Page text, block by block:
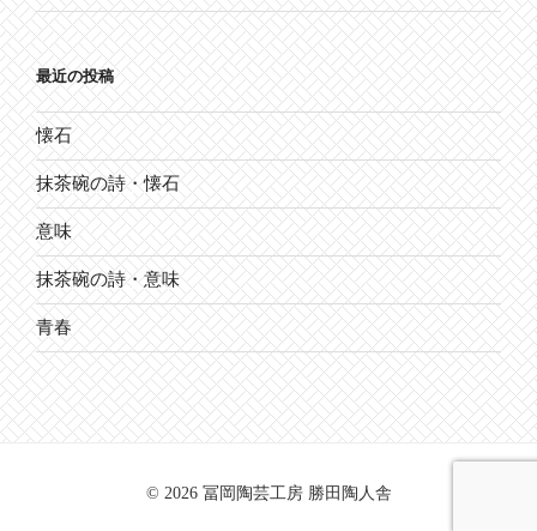
最近の投稿
懐石
抹茶碗の詩・懐石
意味
抹茶碗の詩・意味
青春
© 2026 冨岡陶芸工房 勝田陶人舎